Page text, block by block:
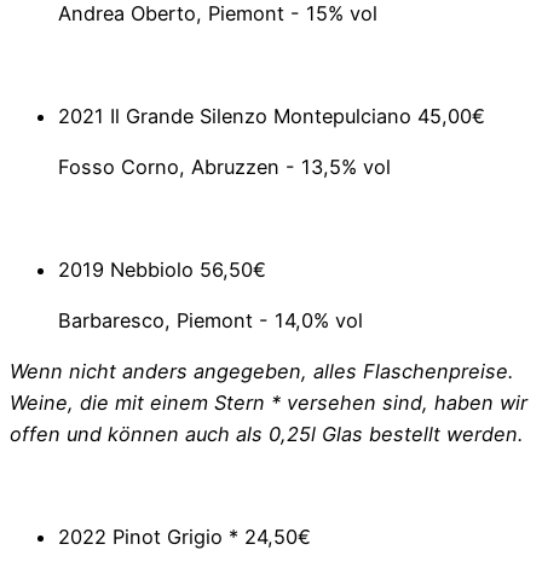
Andrea Oberto, Piemont - 15% vol
2021 Il Grande Silenzo Montepulciano 45,00€
Fosso Corno, Abruzzen - 13,5% vol
2019 Nebbiolo 56,50€
Barbaresco, Piemont - 14,0% vol
Wenn nicht anders angegeben, alles Flaschenpreise.
Weine, die mit einem Stern * versehen sind, haben wir
offen und können auch als 0,25l Glas bestellt werden.
2022 Pinot Grigio * 24,50€